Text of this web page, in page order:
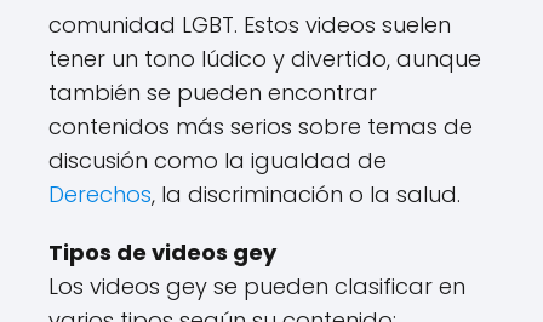
comunidad LGBT. Estos videos suelen
tener un tono lúdico y divertido, aunque
también se pueden encontrar
contenidos más serios sobre temas de
discusión como la igualdad de
Derechos, la discriminación o la salud.
Tipos de videos gey
Los videos gey se pueden clasificar en